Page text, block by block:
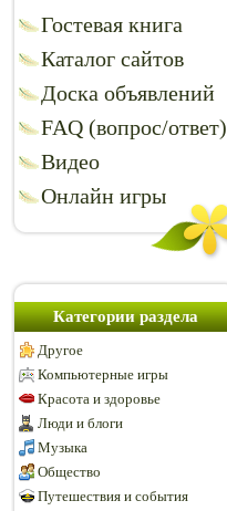
Гостевая книга
Каталог сайтов
Доска объявлений
FAQ (вопрос/ответ)
Видео
Онлайн игры
Категории раздела
Другое
Компьютерные игры
Красота и здоровье
Люди и блоги
Музыка
Общество
Путешествия и события